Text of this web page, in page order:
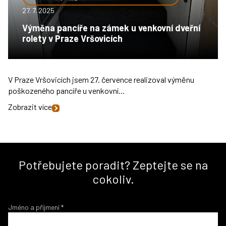
27. 7. 2025
Výměna pancíře na zámek u venkovní dveřní
rolety v Praze Vršovicích
V Praze Vršovicích jsem 27. července realizoval výměnu
poškozeného pancíře u venkovní…
Zobrazit více
Potřebujete poradit? Zeptejte se na
cokoliv.
Jméno a příjmení*